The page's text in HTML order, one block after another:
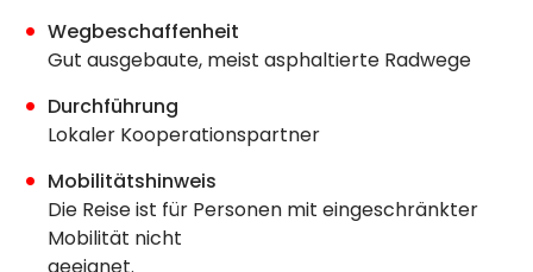
Wegbeschaffenheit
Gut ausgebaute, meist asphaltierte Radwege
Durchführung
Lokaler Kooperationspartner
Mobilitätshinweis
Die Reise ist für Personen mit eingeschränkter
Mobilität nicht
geeignet.